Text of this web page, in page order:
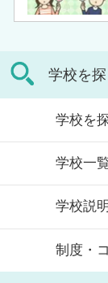
学校を
学校を
学校一
学校説
制度・